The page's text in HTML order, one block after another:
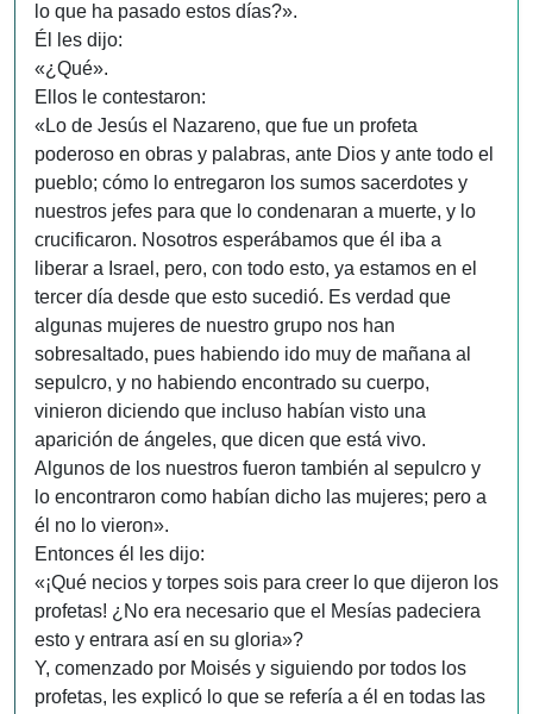
lo que ha pasado estos días?».
Él les dijo:
«¿Qué».
Ellos le contestaron:
«Lo de Jesús el Nazareno, que fue un profeta
poderoso en obras y palabras, ante Dios y ante todo el
pueblo; cómo lo entregaron los sumos sacerdotes y
nuestros jefes para que lo condenaran a muerte, y lo
crucificaron. Nosotros esperábamos que él iba a
liberar a Israel, pero, con todo esto, ya estamos en el
tercer día desde que esto sucedió. Es verdad que
algunas mujeres de nuestro grupo nos han
sobresaltado, pues habiendo ido muy de mañana al
sepulcro, y no habiendo encontrado su cuerpo,
vinieron diciendo que incluso habían visto una
aparición de ángeles, que dicen que está vivo.
Algunos de los nuestros fueron también al sepulcro y
lo encontraron como habían dicho las mujeres; pero a
él no lo vieron».
Entonces él les dijo:
«¡Qué necios y torpes sois para creer lo que dijeron los
profetas! ¿No era necesario que el Mesías padeciera
esto y entrara así en su gloria»?
Y, comenzado por Moisés y siguiendo por todos los
profetas, les explicó lo que se refería a él en todas las